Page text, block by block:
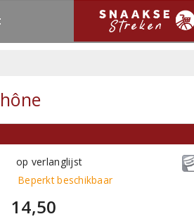
op verlanglijst
Beperkt beschikbaar
14,50